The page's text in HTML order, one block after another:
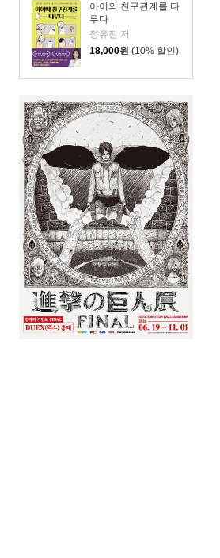
아이의 친구관계를 다
루다
정유진 저
18,000원 (10% 할인)